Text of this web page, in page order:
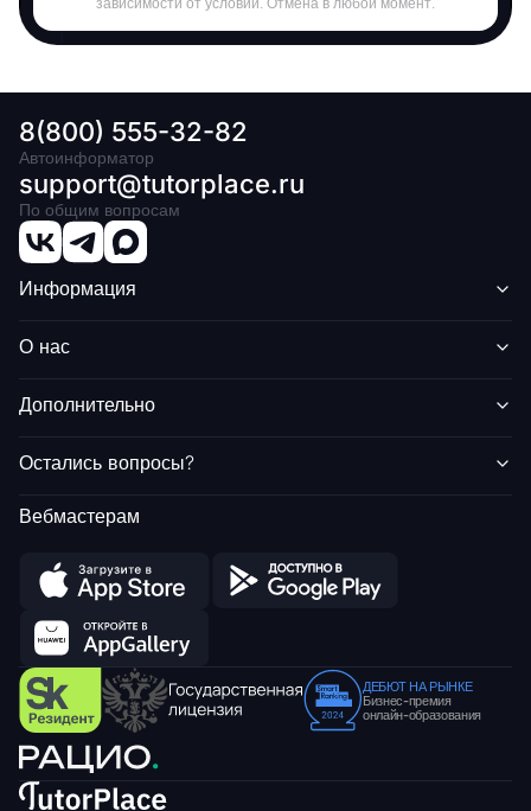
8(800) 555-32-82
Автоинформатор
support@tutorplace.ru
По общим вопросам
Информация
О нас
Дополнительно
Остались вопросы?
Вебмастерам
ДЕБЮТ НА РЫНКЕ
Бизнес-премия
онлайн-образования